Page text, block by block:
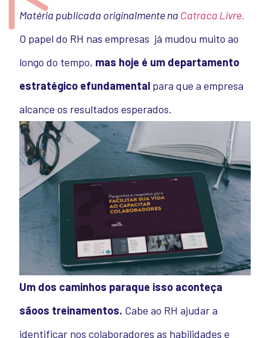
Matéria publicada originalmente na Catraca Livre.
O papel do RH nas empresas já mudou muito ao
longo do tempo, mas hoje é um departamento
estratégico efundamental para que a empresa
alcance os resultados esperados.
Um dos caminhos paraque isso aconteça
sãoos treinamentos. Cabe ao RH ajudar a
identificar nos colaboradores as habilidades e